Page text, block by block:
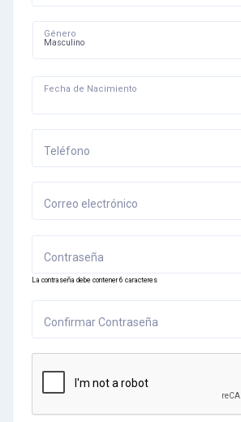
Género
Masculino
Fecha de Nacimiento
Teléfono
Correo electrónico
Contraseña
La contraseña debe contener 6 caracteres
Confirmar Contraseña